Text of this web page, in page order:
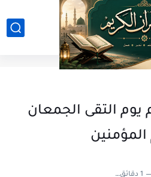
يوم التقى الجمعان
المؤمنين
1 دقائق للقراءة